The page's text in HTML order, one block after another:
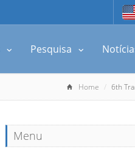
Pesquisa
Home 6th
Menu